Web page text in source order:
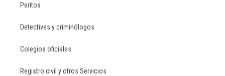
Peritos
Detectives y criminólogos
Colegios oficiales
Registro civil y otros Servicios